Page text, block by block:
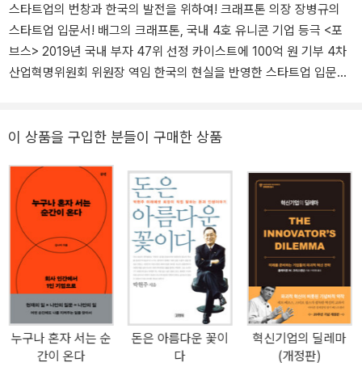
스타트업의 번창과 한국의 발전을 위하여! 크래프톤 의장 장병규의
스타트업 입문서! 배그의 크래프톤, 국내 4호 유니콘 기업 등극 <포
브스> 2019년 국내 부자 47위 선정 카이스트에 100억 원 기부 4차
산업혁명위원회 위원장 역임 한국의 현실을 반영한 스타트업 입문서
창업한 장병규 저자의 한국의 현실을 반영한 스타트업 입문서다. 그
이기도 하다. 본엔젤스는 한국 최초의 초기 단계 벤처캐피털로, 지금
까지 100개 이상의 스타트업에 직·간접적으로 투자했다. 저자가 스타
트업 투자자로서 활동하면서 한국의 (예비) 창업자나 스타트업 관계
자를 위해 쓴 책이 바로 《장병규의 스타트업 한국》이다. 왜 ‘스타트업
한국’인가? 첫째로는 앞서 밝힌 대로, 저자가 10년 이상 스타트업 투
자자로 활동하면서 겪은 한국의 현실이 반영됐기 때문이다. 스타트업
과 관련된 책들 다수는 실리콘밸리를 토대로 하는데, 한국과 미국은
교육, 문화, 사회 기반, 법적 체계 등이 다릅니다. 경영과 사업과 관련
된 상당히 많은 책들은 대기업을 가정하는데, 스타트업은 대기업과
본질적으로 상당히 다른 동작 원리를 가집니다(6쪽). 미국의 실리콘
이 상품을 구입한 분들이 구매한 상품
누구나 혼자 서는 순
간이 온다
돈은 아름다운 꽃이
다
혁신기업의 딜레마
(개정판)